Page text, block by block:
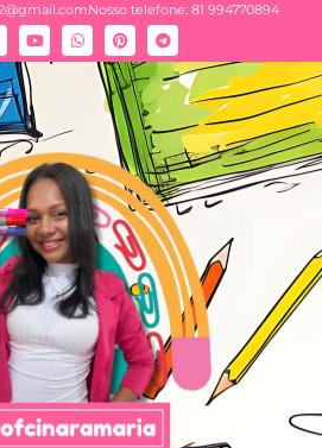
Nosso telefone: 81 994770894